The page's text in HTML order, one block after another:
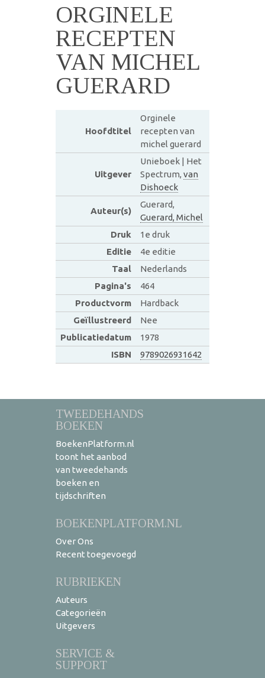
ORGINELE
RECEPTEN
VAN MICHEL
GUERARD
Hoofdtitel
Orginele
recepten van
michel guerard
Uitgever
Unieboek | Het
Spectrum, van
Dishoeck
Auteur(s)
Guerard,
Guerard, Michel
Druk
1e druk
Editie
4e editie
Taal
Nederlands
Pagina's
464
Productvorm
Hardback
Geïllustreerd
Nee
Publicatiedatum
1978
ISBN
9789026931642
TWEEDEHANDS
BOEKEN
BoekenPlatform.nl
toont het aanbod
van tweedehands
boeken en
tijdschriften
BOEKENPLATFORM.NL
Over Ons
Recent toegevoegd
RUBRIEKEN
Auteurs
Categorieën
Uitgevers
SERVICE &
SUPPORT